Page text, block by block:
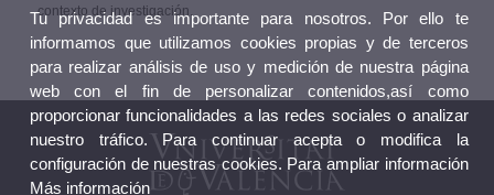
contexto de investigación.
Tu privacidad es importante para nosotros. Por ello te
informamos que utilizamos cookies propias y de terceros
para realizar análisis de uso y medición de nuestra página
web con el fin de personalizar contenidos,así como
proporcionar funcionalidades a las redes sociales o analizar
nuestro tráfico. Para continuar acepta o modifica la
configuración de nuestras cookies. Para ampliar información
Más información